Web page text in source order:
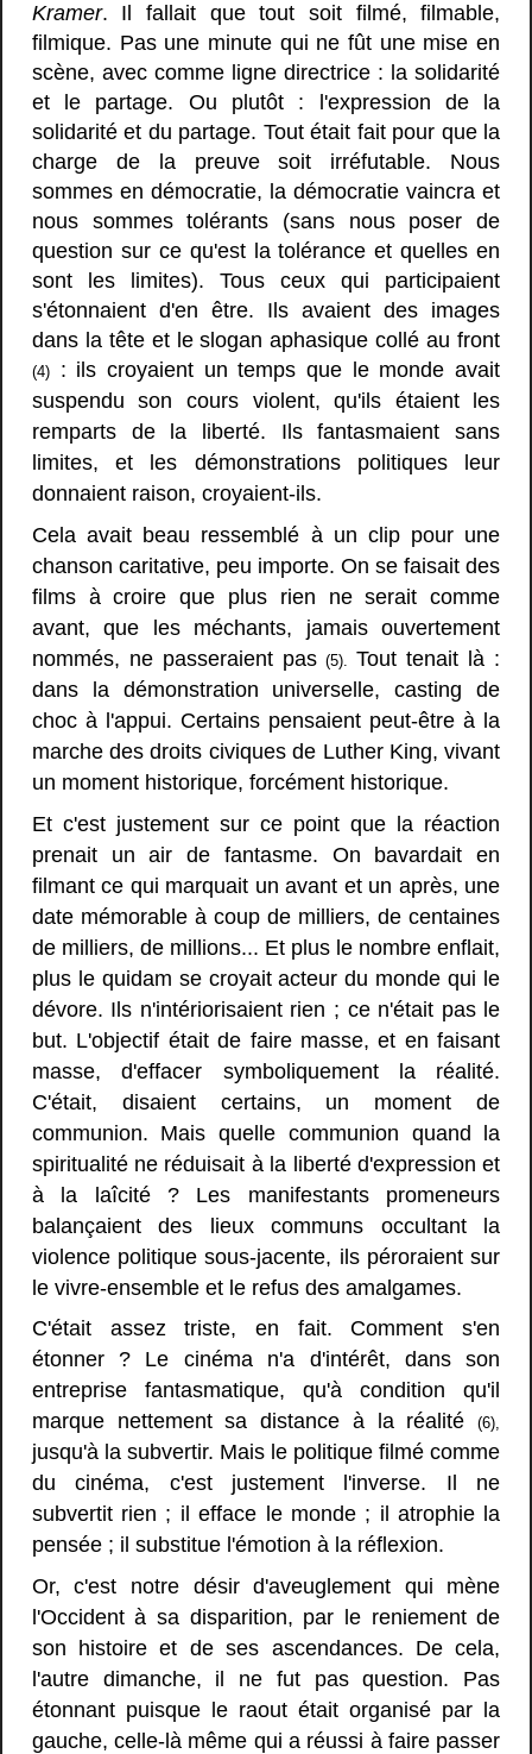
Kramer. Il fallait que tout soit filmé, filmable,
filmique. Pas une minute qui ne fût une mise en
scène, avec comme ligne directrice : la solidarité
et le partage. Ou plutôt : l'expression de la
solidarité et du partage. Tout était fait pour que la
charge de la preuve soit irréfutable. Nous
sommes en démocratie, la démocratie vaincra et
nous sommes tolérants (sans nous poser de
question sur ce qu'est la tolérance et quelles en
sont les limites). Tous ceux qui participaient
s'étonnaient d'en être. Ils avaient des images
dans la tête et le slogan aphasique collé au front
(4): ils croyaient un temps que le monde avait
suspendu son cours violent, qu'ils étaient les
remparts de la liberté. Ils fantasmaient sans
limites, et les démonstrations politiques leur
donnaient raison, croyaient-ils.
Cela avait beau ressemblé à un clip pour une
chanson caritative, peu importe. On se faisait des
films à croire que plus rien ne serait comme
avant, que les méchants, jamais ouvertement
nommés, ne passeraient pas(5). Tout tenait là :
dans la démonstration universelle, casting de
choc à l'appui. Certains pensaient peut-être à la
marche des droits civiques de Luther King, vivant
un moment historique, forcément historique.
Et c'est justement sur ce point que la réaction
prenait un air de fantasme. On bavardait en
filmant ce qui marquait un avant et un après, une
date mémorable à coup de milliers, de centaines
de milliers, de millions... Et plus le nombre enflait,
plus le quidam se croyait acteur du monde qui le
dévore. Ils n'intériorisaient rien ; ce n'était pas le
but. L'objectif était de faire masse, et en faisant
masse, d'effacer symboliquement la réalité.
C'était, disaient certains, un moment de
communion. Mais quelle communion quand la
spiritualité ne réduisait à la liberté d'expression et
à la laîcité ? Les manifestants promeneurs
balançaient des lieux communs occultant la
violence politique sous-jacente, ils péroraient sur
le vivre-ensemble et le refus des amalgames.
C'était assez triste, en fait. Comment s'en
étonner ? Le cinéma n'a d'intérêt, dans son
entreprise fantasmatique, qu'à condition qu'il
marque nettement sa distance à la réalité(6),
jusqu'à la subvertir. Mais le politique filmé comme
du cinéma, c'est justement l'inverse. Il ne
subvertit rien ; il efface le monde ; il atrophie la
pensée ; il substitue l'émotion à la réflexion.
Or, c'est notre désir d'aveuglement qui mène
l'Occident à sa disparition, par le reniement de
son histoire et de ses ascendances. De cela,
l'autre dimanche, il ne fut pas question. Pas
étonnant puisque le raout était organisé par la
gauche, celle-là même qui a réussi à faire passer